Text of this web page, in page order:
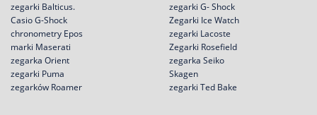
zegarki Balticus.
Casio G-Shock
chronometry Epos
zegarki G- Shock
Zegarki Ice Watch
zegarki Lacoste
marki Maserati
zegarka Orient
zegarki Puma
zegarków Roamer
Zegarki Rosefield
zegarka Seiko
Skagen
zegarki Ted Bake